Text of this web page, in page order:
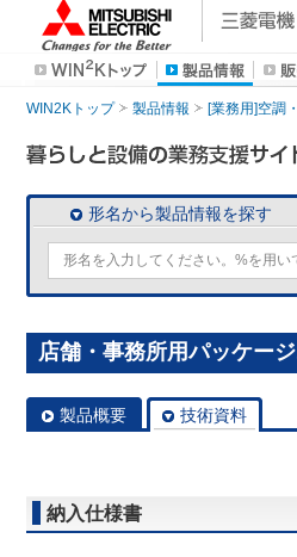
WIN2Kトップ 製品情報 [業務用]空調
形名から製品情報を探す
店舗・事務所用パッケー
製品概要 技術資料
納入仕様書